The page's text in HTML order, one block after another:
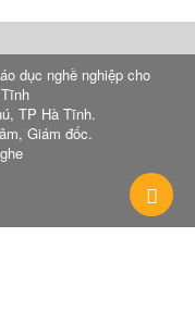
dục nghề nghiệp cho
TP Hà Tĩnh.
Giám đốc.